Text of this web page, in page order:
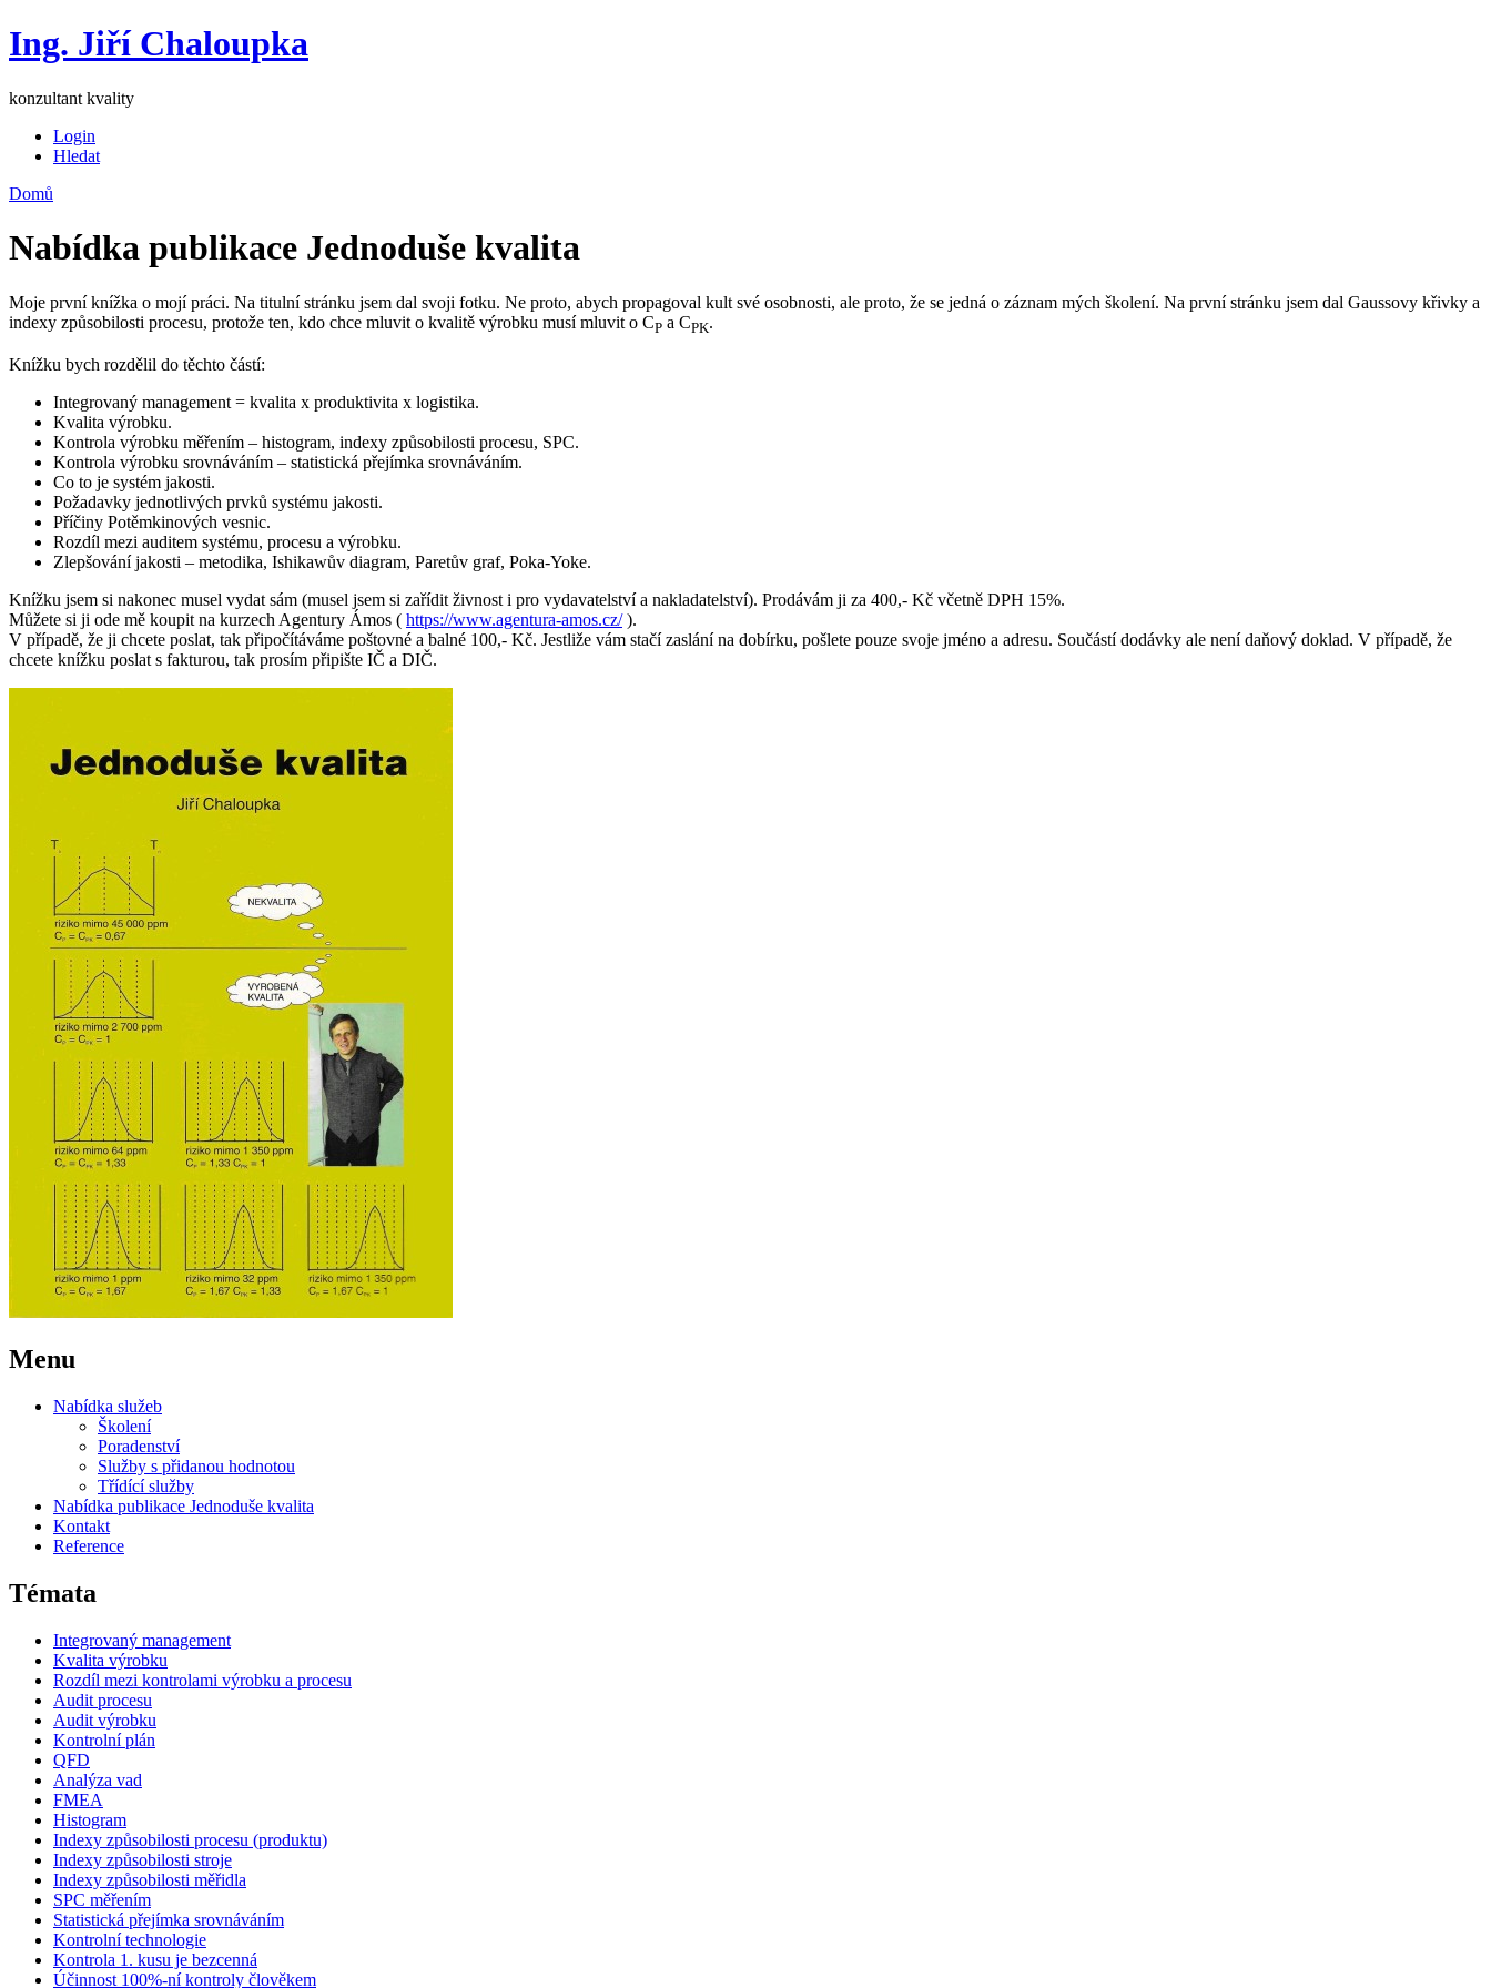
Ing. Jiří Chaloupka
konzultant kvality
Login
Hledat
Domů
Nabídka publikace Jednoduše kvalita
Moje první knížka o mojí práci. Na titulní stránku jsem dal svoji fotku. Ne proto, abych propagoval kult své osobnosti, ale proto, že se jedná o záznam mých školení. Na první stránku jsem dal Gaussovy křivky a
indexy způsobilosti procesu, protože ten, kdo chce mluvit o kvalitě výrobku musí mluvit o CP a CPK.
Knížku bych rozdělil do těchto částí:
Integrovaný management = kvalita x produktivita x logistika.
Kvalita výrobku.
Kontrola výrobku měřením – histogram, indexy způsobilosti procesu, SPC.
Kontrola výrobku srovnáváním – statistická přejímka srovnáváním.
Co to je systém jakosti.
Požadavky jednotlivých prvků systému jakosti.
Příčiny Potěmkinových vesnic.
Rozdíl mezi auditem systému, procesu a výrobku.
Zlepšování jakosti – metodika, Ishikawův diagram, Paretův graf, Poka-Yoke.
Knížku jsem si nakonec musel vydat sám (musel jsem si zařídit živnost i pro vydavatelství a nakladatelství). Prodávám ji za 400,- Kč včetně DPH 15%.
Můžete si ji ode mě koupit na kurzech Agentury Ámos ( https://www.agentura-amos.cz/).
V případě, že ji chcete poslat, tak připočítáváme poštovné a balné 100,- Kč. Jestliže vám stačí zaslání na dobírku, pošlete pouze svoje jméno a adresu. Součástí dodávky ale není daňový doklad. V případě, že
chcete knížku poslat s fakturou, tak prosím připište IČ a DIČ.
Menu
Nabídka služeb
Školení
Poradenství
Služby s přidanou hodnotou
Třídící služby
Nabídka publikace Jednoduše kvalita
Kontakt
Reference
Témata
Integrovaný management
Kvalita výrobku
Rozdíl mezi kontrolami výrobku a procesu
Audit procesu
Audit výrobku
Kontrolní plán
QFD
Analýza vad
FMEA
Histogram
Indexy způsobilosti procesu (produktu)
Indexy způsobilosti stroje
Indexy způsobilosti měřidla
SPC měřením
Statistická přejímka srovnáváním
Kontrolní technologie
Kontrola 1. kusu je bezcenná
Účinnost 100%-ní kontroly člověkem